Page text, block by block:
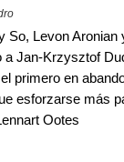
So, Levon
a Jan-Krzysztof
primero en
esforzarse más
Ootes